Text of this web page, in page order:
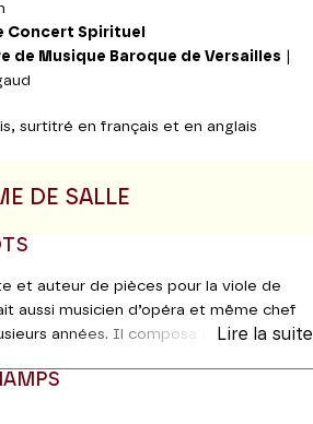
Concert Spirituel
de Musique Baroque de Versailles
surtitré en français et en anglais
DE SALLE
et auteur de pièces pour la viole de
aussi musicien d’opéra et même chef
années. Il composa quatre
personnages et en situations
Lire la suite